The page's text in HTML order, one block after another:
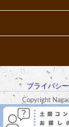
プライバシ
Copyright